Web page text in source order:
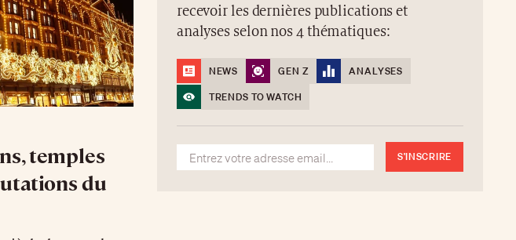
temples
du
recevoir les dernières publications et
analyses selon nos 4 thématiques:
NEWS GEN Z
ANALYSES
TRENDS TO WATCH
S'INSCRIRE